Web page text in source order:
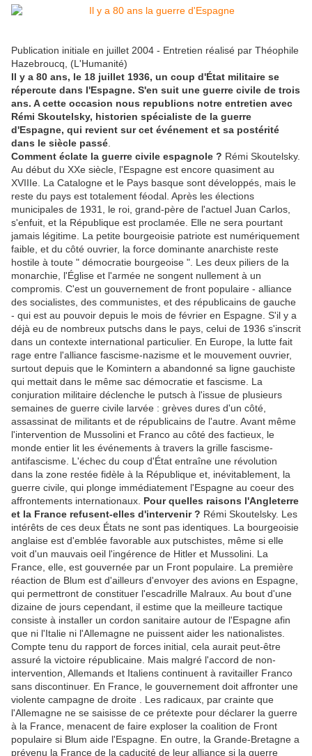
Publication initiale en juillet 2004 - Entretien réalisé par Théophile
Hazebroucq, (L'Humanité)
Il y a 80 ans, le 18 juillet 1936, un coup d'État militaire se
répercute dans l'Espagne. S'en suit une guerre civile de trois
ans. A cette occasion nous republions notre entretien avec
Rémi Skoutelsky, historien spécialiste de la guerre
d'Espagne, qui revient sur cet événement et sa postérité
dans le siècle passé
Comment éclate la guerre civile espagnole ? Rémi Skoutelsky.
Au début du XXe siècle, l'Espagne est encore quasiment au
XVIIIe. La Catalogne et le Pays basque sont développés, mais le
reste du pays est totalement féodal. Après les élections
municipales de 1931, le roi, grand-père de l'actuel Juan Carlos,
s'enfuit, et la République est proclamée. Elle ne sera pourtant
jamais légitime. La petite bourgeoisie patriote est numériquement
faible, et du côté ouvrier, la force dominante anarchiste reste
hostile à toute " démocratie bourgeoise ". Les deux piliers de la
monarchie, l'Église et l'armée ne songent nullement à un
compromis. C'est un gouvernement de front populaire - alliance
des socialistes, des communistes, et des républicains de gauche
- qui est au pouvoir depuis le mois de février en Espagne. S'il y a
déjà eu de nombreux putschs dans le pays, celui de 1936 s'inscrit
dans un contexte international particulier. En Europe, la lutte fait
rage entre l'alliance fascisme-nazisme et le mouvement ouvrier,
surtout depuis que le Komintern a abandonné sa ligne gauchiste
qui mettait dans le même sac démocratie et fascisme. La
conjuration militaire déclenche le putsch à l'issue de plusieurs
semaines de guerre civile larvée : grèves dures d'un côté,
assassinat de militants et de républicains de l'autre. Avant même
l'intervention de Mussolini et Franco au côté des factieux, le
monde entier lit les événements à travers la grille fascisme-
antifascisme. L'échec du coup d'État entraîne une révolution
dans la zone restée fidèle à la République et, inévitablement, la
guerre civile, qui plonge immédiatement l'Espagne au coeur des
affrontements internationaux. Pour quelles raisons l'Angleterre
et la France refusent-elles d'intervenir ? Rémi Skoutelsky. Les
intérêts de ces deux États ne sont pas identiques. La bourgeoisie
anglaise est d'emblée favorable aux putschistes, même si elle
voit d'un mauvais oeil l'ingérence de Hitler et Mussolini. La
France, elle, est gouvernée par un Front populaire. La première
réaction de Blum est d'ailleurs d'envoyer des avions en Espagne,
qui permettront de constituer l'escadrille Malraux. Au bout d'une
dizaine de jours cependant, il estime que la meilleure tactique
consiste à installer un cordon sanitaire autour de l'Espagne afin
que ni l'Italie ni l'Allemagne ne puissent aider les nationalistes.
Compte tenu du rapport de forces initial, cela aurait peut-être
assuré la victoire républicaine. Mais malgré l'accord de non-
intervention, Allemands et Italiens continuent à ravitailler Franco
sans discontinuer. En France, le gouvernement doit affronter une
violente campagne de droite . Les radicaux, par crainte que
l'Allemagne ne se saisisse de ce prétexte pour déclarer la guerre
à la France, menacent de faire exploser la coalition de Front
populaire si Blum aide l'Espagne. En outre, la Grande-Bretagne a
prévenu la France de la caducité de leur alliance si la guerre